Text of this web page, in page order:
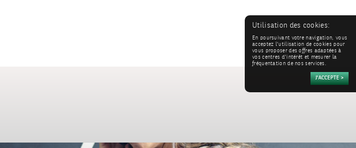
Utilisation des cookies:
En poursuivant votre navigation, vous
acceptez l'utilisation de cookies pour
vous proposer des offres adaptées à
vos centres d'intérêt et mesurer la
fréquentation de nos services.